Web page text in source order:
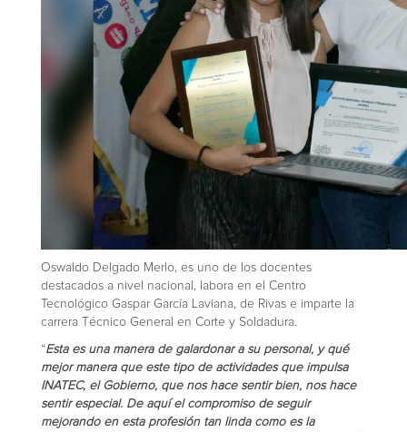
Oswaldo Delgado Merlo, es uno de los docentes
destacados a nivel nacional, labora en el Centro
Tecnológico Gaspar García Laviana, de Rivas e imparte la
carrera Técnico General en Corte y Soldadura.
“Esta es una manera de galardonar a su personal, y qué
mejor manera que este tipo de actividades que impulsa
INATEC, el Gobierno, que nos hace sentir bien, nos hace
sentir especial. De aquí el compromiso de seguir
mejorando en esta profesión tan linda como es la